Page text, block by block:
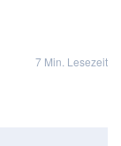
7 Min. Lesezeit